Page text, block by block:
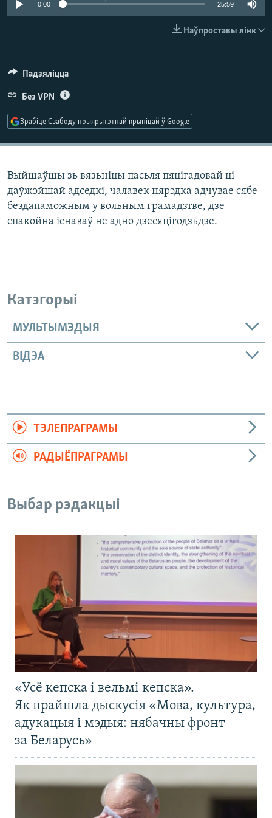
КУЛЬТУРА
МОВА0:00 25:59
Наўпроставы лінк
Падзяліцца
Без VPN
Зрабіце Свабоду прыярытэтнай крыніцай ў Google
Выйшаўшы зь вязьніцы пасьля пяцігадовай ці
даўжэйшай адседкі, чалавек нярэдка адчувае сябе
бездапаможным у вольным грамадзтве, дзе
спакойна існаваў не адно дзесяцігодзьдзе.
Катэгорыі
МУЛЬТЫМЭДЫЯ
ВІДЭА
ТЭЛЕПРАГРАМЫ
РАДЫЁПРАГРАМЫ
Выбар рэдакцыі
«Усё кепска і вельмі кепска».
Як прайшла дыскусія «Мова, культура,
адукацыя і мэдыя: нябачны фронт
за Беларусь»